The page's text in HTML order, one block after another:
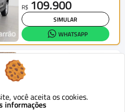
R$ 109.900
SIMULAR
WHATSAPP
JeepRenegade
2023
R$ 99.900
você aceita os cookies.
informações